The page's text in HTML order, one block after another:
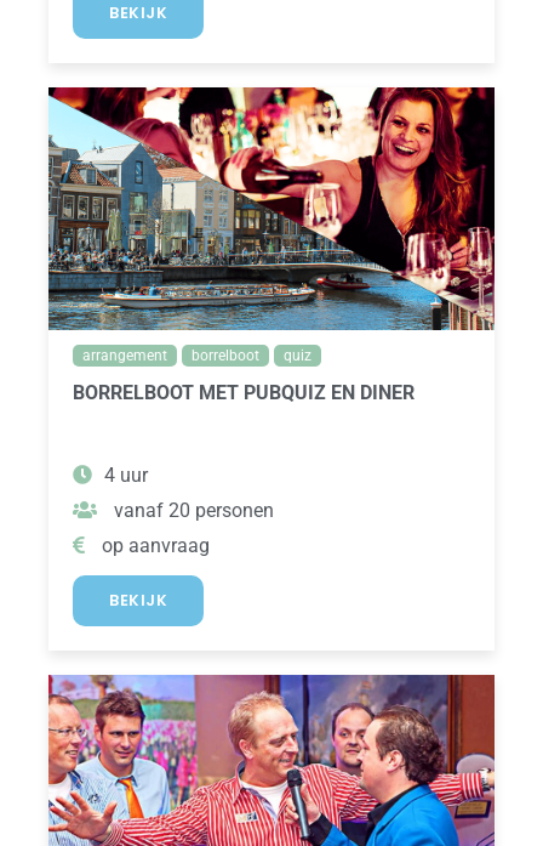
BEKIJK
arrangement borrelboot quiz
BORRELBOOT MET PUBQUIZ EN DINER
4 uur
vanaf 20 personen
op aanvraag
BEKIJK